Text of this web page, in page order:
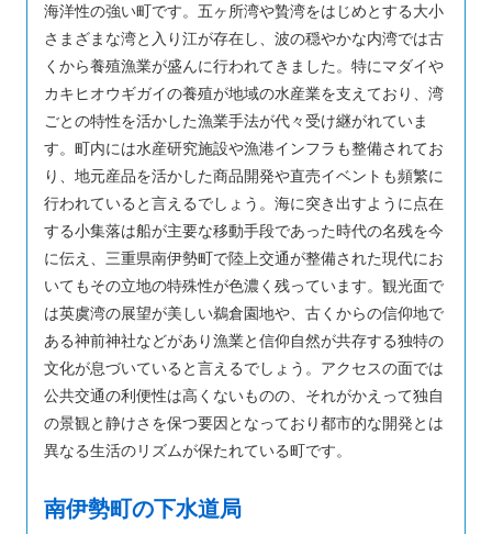
海洋性の強い町です。五ヶ所湾や贄湾をはじめとする大小
さまざまな湾と入り江が存在し、波の穏やかな内湾では古
くから養殖漁業が盛んに行われてきました。特にマダイや
カキヒオウギガイの養殖が地域の水産業を支えており、湾
ごとの特性を活かした漁業手法が代々受け継がれていま
す。町内には水産研究施設や漁港インフラも整備されてお
り、地元産品を活かした商品開発や直売イベントも頻繁に
行われていると言えるでしょう。海に突き出すように点在
する小集落は船が主要な移動手段であった時代の名残を今
に伝え、三重県南伊勢町で陸上交通が整備された現代にお
いてもその立地の特殊性が色濃く残っています。観光面で
は英虞湾の展望が美しい鵜倉園地や、古くからの信仰地で
ある神前神社などがあり漁業と信仰自然が共存する独特の
文化が息づいていると言えるでしょう。アクセスの面では
公共交通の利便性は高くないものの、それがかえって独自
の景観と静けさを保つ要因となっており都市的な開発とは
異なる生活のリズムが保たれている町です。
南伊勢町の下水道局